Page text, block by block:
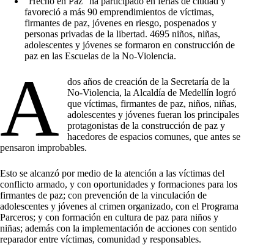
favoreció a más 90 emprendimientos de víctimas,
firmantes de paz, jóvenes en riesgo, pospenados y
personas privadas de la libertad. 4695 niños, niñas,
adolescentes y jóvenes se formaron en construcción de
paz en las Escuelas de la No-Violencia.
A
dos años de creación de la Secretaría de la
No-Violencia, la Alcaldía de Medellín logró
que víctimas, firmantes de paz, niños, niñas,
adolescentes y jóvenes fueran los principales
protagonistas de la construcción de paz y
hacedores de espacios comunes, que antes se
pensaron improbables.
Esto se alcanzó por medio de la atención a las víctimas del
conflicto armado, y con oportunidades y formaciones para los
firmantes de paz; con prevención de la vinculación de
adolescentes y jóvenes al crimen organizado, con el Programa
Parceros; y con formación en cultura de paz para niños y
niñas; además con la implementación de acciones con sentido
reparador entre víctimas, comunidad y responsables.